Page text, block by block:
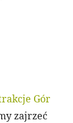
Gór
zajrzeć